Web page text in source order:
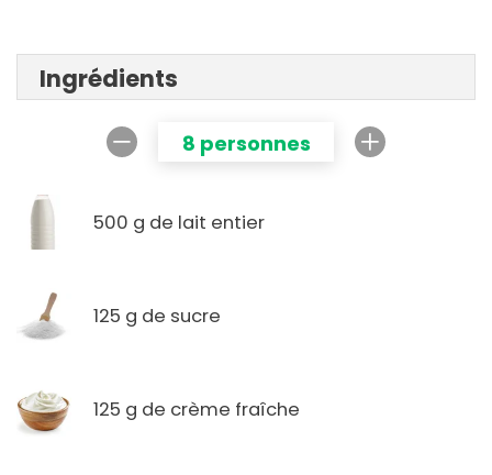
Ingrédients
8 personnes
500 g de lait entier
125 g de sucre
125 g de crème fraîche